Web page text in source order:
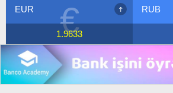
€
EUR
1.9633
RUB